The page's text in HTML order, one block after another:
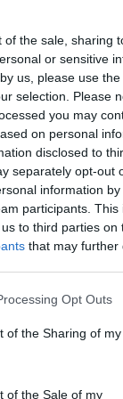
of the sale, sharing
or sensitive
us, please use
selection. Please
you may
on personal
disclosed to
separately opt-out
information
participants.
to third parties on
that may further
website/app uses
or usage
to Google and its
specified
Opt Outs
of the Sharing of my
of the Sale of my
με 40άρια
που
ολιγοήμερες
με
- Η επόμενη
τη
Οι πρώτες
τη νύχτα